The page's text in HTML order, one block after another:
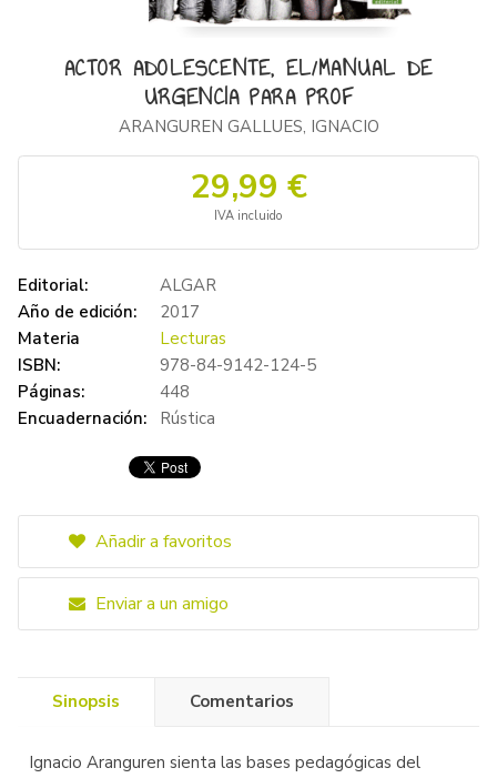
ACTOR ADOLESCENTE, EL/MANUAL DE
URGENCIA PARA PROF
ARANGUREN GALLUES, IGNACIO
29,99 €
IVA incluido
Editorial:
ALGAR
Año de edición:
2017
Materia
Lecturas
ISBN:
978-84-9142-124-5
Páginas:
448
Encuadernación:
Rústica
Añadir a favoritos
Enviar a un amigo
Sinopsis Comentarios
Ignacio Aranguren sienta las bases pedagógicas del